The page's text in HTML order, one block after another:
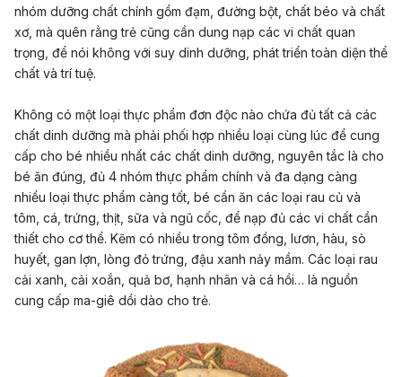
nhóm dưỡng chất chính gồm đạm, đường bột, chất béo và chất
xơ, mà quên rằng trẻ cũng cần dung nạp các vi chất quan
trọng, để nói không với suy dinh dưỡng, phát triển toàn diện thể
chất và trí tuệ.
Không có một loại thực phẩm đơn độc nào chứa đủ tất cả các
chất dinh dưỡng mà phải phối hợp nhiều loại cùng lúc để cung
cấp cho bé nhiều nhất các chất dinh dưỡng, nguyên tắc là cho
bé ăn đúng, đủ 4 nhóm thực phẩm chính và đa dạng càng
nhiều loại thực phẩm càng tốt, bé cần ăn các loại rau củ và
tôm, cá, trứng, thịt, sữa và ngũ cốc, để nạp đủ các vi chất cần
thiết cho cơ thể. Kẽm có nhiều trong tôm đồng, lươn, hàu, sò
huyết, gan lợn, lòng đỏ trứng, đậu xanh nảy mầm. Các loại rau
cải xanh, cải xoắn, quả bơ, hạnh nhân và cá hồi… là nguồn
cung cấp ma-giê dồi dào cho trẻ.